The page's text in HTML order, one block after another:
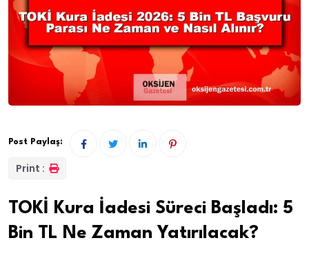
Post Paylaş:
Print :
TOKİ Kura İadesi Süreci Başladı: 5
Bin TL Ne Zaman Yatırılacak?